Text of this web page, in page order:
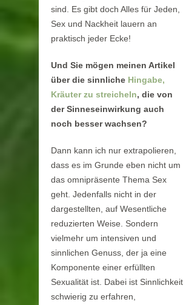
sind. Es gibt doch Alles für Jeden,
Sex und Nackheit lauern an
praktisch jeder Ecke!
Und Sie mögen meinen Artikel
über die sinnliche Hingabe,
Kräuter zu streicheln, die von
der Sinneseinwirkung auch
noch besser wachsen?
Dann kann ich nur extrapolieren,
dass es im Grunde eben nicht um
das omnipräsente Thema Sex
geht. Jedenfalls nicht in der
dargestellten, auf Wesentliche
reduzierten Weise. Sondern
vielmehr um intensiven und
sinnlichen Genuss, der ja eine
Komponente einer erfüllten
Sexualität ist. Dabei ist Sinnlichkeit
schwierig zu erfahren,